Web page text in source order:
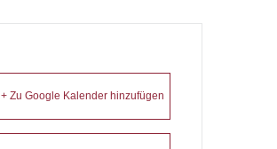
+ Zu Google Kalender hinzufügen